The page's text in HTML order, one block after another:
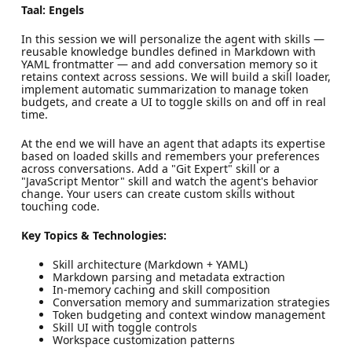
Taal: Engels
In this session we will personalize the agent with skills —
reusable knowledge bundles defined in Markdown with
YAML frontmatter — and add conversation memory so it
retains context across sessions. We will build a skill loader,
implement automatic summarization to manage token
budgets, and create a UI to toggle skills on and off in real
time.
At the end we will have an agent that adapts its expertise
based on loaded skills and remembers your preferences
across conversations. Add a "Git Expert" skill or a
"JavaScript Mentor" skill and watch the agent's behavior
change. Your users can create custom skills without
touching code.
Key Topics & Technologies:
Skill architecture (Markdown + YAML)
Markdown parsing and metadata extraction
In-memory caching and skill composition
Conversation memory and summarization strategies
Token budgeting and context window management
Skill UI with toggle controls
Workspace customization patterns